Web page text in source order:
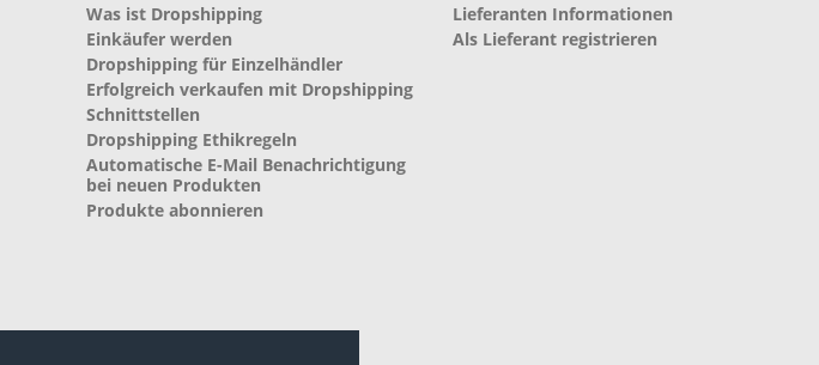
Was ist Dropshipping
Einkäufer werden
Dropshipping für Einzelhändler
Erfolgreich verkaufen mit Dropshipping
Schnittstellen
Dropshipping Ethikregeln
Automatische E-Mail Benachrichtigung
bei neuen Produkten
Produkte abonnieren
Lieferanten Informationen
Als Lieferant registrieren